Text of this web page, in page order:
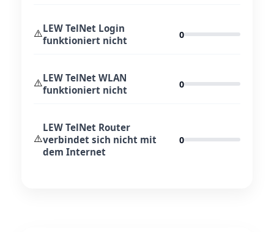
⚠️LEW TelNet Login
funktioniert nicht
0
⚠️LEW TelNet WLAN
funktioniert nicht
0
⚠️
LEW TelNet Router
verbindet sich nicht mit
dem Internet
0